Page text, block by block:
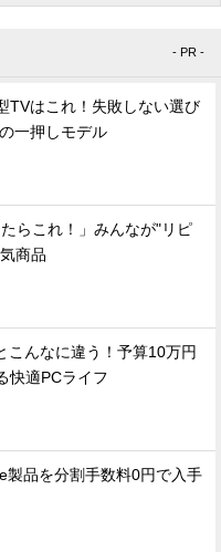
- PR -
TVはこれ！失敗しない選び
一押しモデル
たらこれ！」みんなが"リピ
商品
こんなに違う！予算10万円
快適PCライフ
製品を分割手数料0円で入手